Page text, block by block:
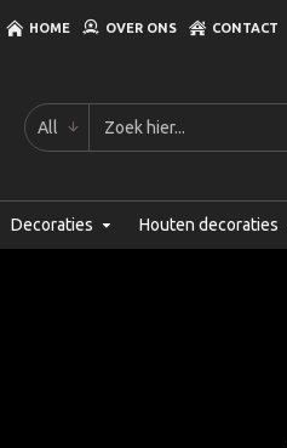
HOME OVER ONS CONTACT
All
Decoraties Houten decoraties